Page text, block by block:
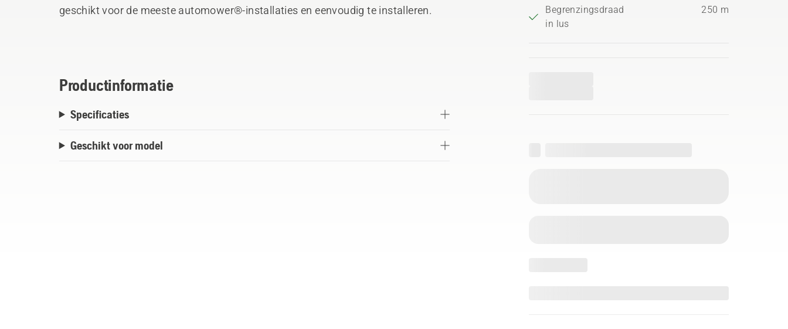
Begrenzingsdraad
in lus
250 m
geschikt voor de meeste automower®-installaties en eenvoudig te installeren.
Productinformatie
Specificaties
Geschikt voor model